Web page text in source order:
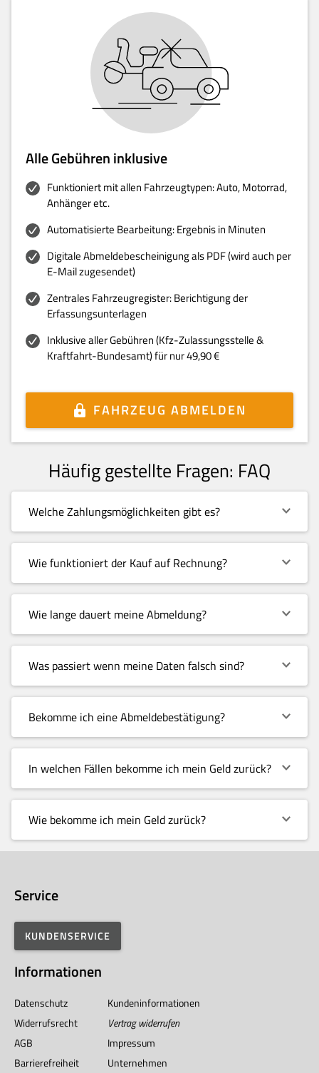
Alle Gebühren inklusive
Funktioniert mit allen Fahrzeugtypen: Auto, Motorrad,
Anhänger etc.
Automatisierte Bearbeitung: Ergebnis in Minuten
Digitale Abmeldebescheinigung als PDF (wird auch per
E-Mail zugesendet)
Zentrales Fahrzeugregister: Berichtigung der
Erfassungsunterlagen
Inklusive aller Gebühren (Kfz-Zulassungsstelle &
Kraftfahrt-Bundesamt) für nur 49,90 €
FAHRZEUG ABMELDEN
Häufig gestellte Fragen: FAQ
Welche Zahlungsmöglichkeiten gibt es?
Wie funktioniert der Kauf auf Rechnung?
Wie lange dauert meine Abmeldung?
Was passiert wenn meine Daten falsch sind?
Bekomme ich eine Abmeldebestätigung?
In welchen Fällen bekomme ich mein Geld zurück?
Wie bekomme ich mein Geld zurück?
Service
KUNDENSERVICE
Informationen
Datenschutz
Kundeninformationen
Widerrufsrecht
Vertrag widerrufen
AGB
Impressum
Barrierefreiheit
Unternehmen